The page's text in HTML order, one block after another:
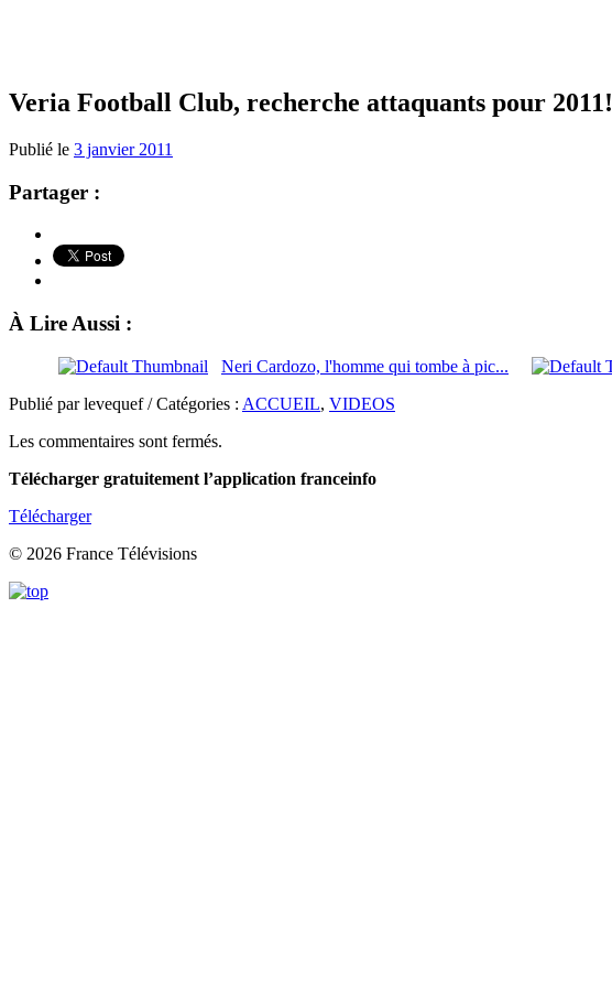
Veria Football Club, recherche attaquants pour 2011!
Publié le 3 janvier 2011
Partager :
À Lire Aussi :
Neri Cardozo, l'homme qui tombe à pic...
Publié par levequef / Catégories : ACCUEIL, VIDEOS
Les commentaires sont fermés.
Télécharger gratuitement l’application franceinfo
Télécharger
© 2026 France Télévisions